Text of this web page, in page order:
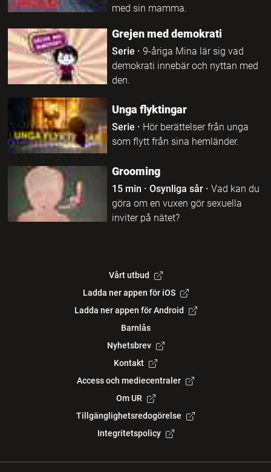
med sin mamma.
Grejen med demokrati
Serie · 9-åriga Mina lär sig vad
demokrati innebär och nyttan med
den.
Unga flyktingar
Serie · Hör berättelser från unga
som flytt från sina hemländer.
Grooming
15 min · Osynliga sår· Vad kan du
göra om en vuxen gör sexuella
inviter på nätet?
Vårt utbud
Ladda ner appen för iOS
Ladda ner appen för Android
Barnlås
Nyhetsbrev
Kontakt
Access och mediecentraler
Om UR
Tillgänglighetsredogörelse
Integritetspolicy